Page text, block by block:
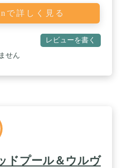
で詳しく見る
レビューを書く
せん
ドプール＆ウルヴ